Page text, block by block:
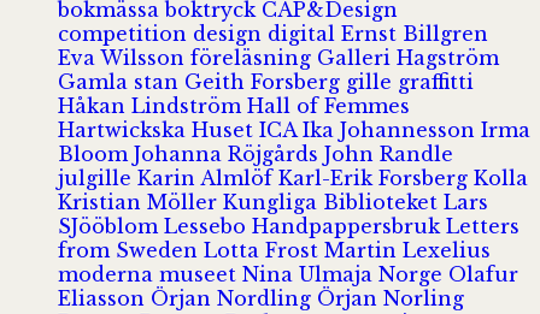
bokmässaboktryck CAP&Design
competition design digital Ernst Billgren
Eva Wilsson föreläsning Galleri Hagström
Gamla stan Geith Forsberg gille graffitti
Håkan Lindström Hall of Femmes
Hartwickska Huset ICA Ika Johannesson Irma
Bloom Johanna Röjgårds John Randle
julgille Karin Almlöf Karl-Erik Forsberg Kolla
Kristian Möller Kungliga Biblioteket Lars
SJööblom Lessebo Handpappersbruk Letters
from Sweden Lotta Frost Martin Lexelius
moderna museet Nina Ulmaja Norge Olafur
Eliasson Örjan Nordling Örjan Norling